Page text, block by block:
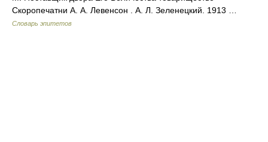
Скоропечатни А. А. Левенсон . А. Л. Зеленецкий. 1913 …
Словарь эпитетов